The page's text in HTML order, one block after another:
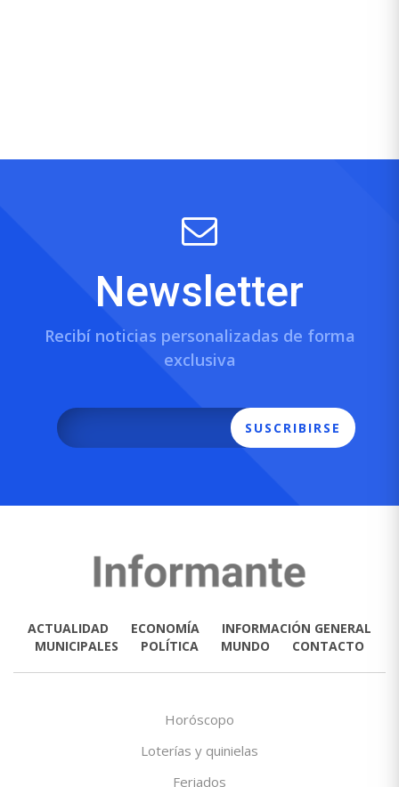
Newsletter
Recibí noticias personalizadas de forma
exclusiva
SUSCRIBIRSE
ACTUALIDAD ECONOMÍA
INFORMACIÓN GENERAL
MUNICIPALES
POLÍTICA MUNDO CONTACTO
Horóscopo
Loterías y quinielas
Feriados